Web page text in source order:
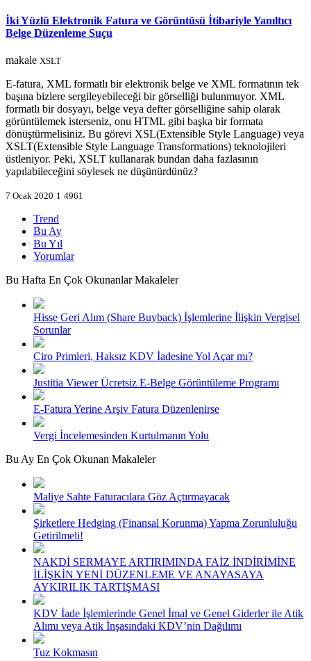
İki Yüzlü Elektronik Fatura ve Görüntüsü İtibariyle Yanıltıcı
Belge Düzenleme Suçu
makale XSLT
E-fatura, XML formatlı bir elektronik belge ve XML formatının tek
başına bizlere sergileyebileceği bir görselliği bulunmuyor. XML
formatlı bir dosyayı, belge veya defter görselliğine sahip olarak
görüntülemek isterseniz, onu HTML gibi başka bir formata
dönüştürmelisiniz. Bu görevi XSL(Extensible Style Language) veya
XSLT(Extensible Style Language Transformations) teknolojileri
üstleniyor. Peki, XSLT kullanarak bundan daha fazlasının
yapılabileceğini söylesek ne düşünürdünüz?
7 Ocak 2020 1 4961
Trend
Bu Ay
Bu Yıl
Yorumlar
Bu Hafta En Çok Okunanlar Makaleler
Hisse Geri Alım (Share Buyback) İşlemlerine İlişkin Vergisel
Sorunlar
Ciro Primleri, Haksız KDV İadesine Yol Açar mı?
Justitia Viewer Ücretsiz E-Belge Görüntüleme Programı
E-Fatura Yerine Arşiv Fatura Düzenlenirse
Vergi İncelemesinden Kurtulmanın Yolu
Bu Ay En Çok Okunan Makaleler
Maliye Sahte Faturacılara Göz Açtırmayacak
Şirketlere Hedging (Finansal Korunma) Yapma Zorunluluğu
Getirilmeli!
NAKDİ SERMAYE ARTIRIMINDA FAİZ İNDİRİMİNE
İLİŞKİN YENİ DÜZENLEME VE ANAYASAYA
AYKIRILIK TARTIŞMASI
KDV İade İşlemlerinde Genel İmal ve Genel Giderler ile Atik
Alımı veya Atik İnşasındaki KDV’nin Dağılımı
Tuz Kokmasın